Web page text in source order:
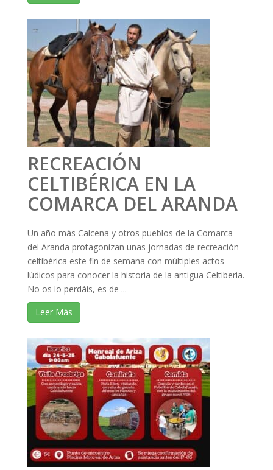
RECREACIÓN
CELTIBÉRICA EN LA
COMARCA DEL ARANDA
Un año más Calcena y otros pueblos de la Comarca
del Aranda protagonizan unas jornadas de recreación
celtibérica este fin de semana con múltiples actos
lúdicos para conocer la historia de la antigua Celtiberia.
No os lo perdáis, es de ...
Leer Más